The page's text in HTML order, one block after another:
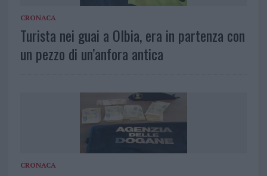
CRONACA
Turista nei guai a Olbia, era in partenza con
un pezzo di un’anfora antica
CRONACA